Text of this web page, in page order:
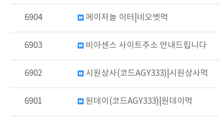
6904 메이저놀 이터|네오벳먹
6903 비아센스 사이트주소 안내드립니다
6902 시원상사(코드AGY333)|시원상사먹
6901 원데이(코드AGY333)|원데이먹